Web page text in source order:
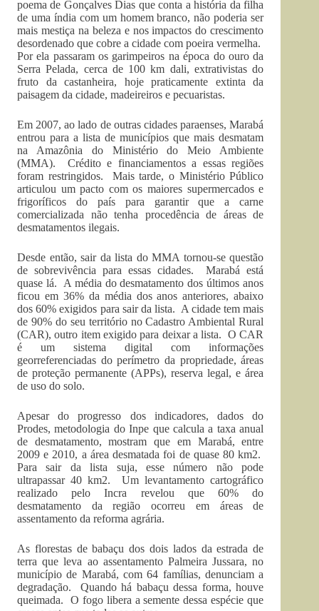
poema de Gonçalves Dias que conta a história da filha
de uma índia com um homem branco, não poderia ser
mais mestiça na beleza e nos impactos do crescimento
desordenado que cobre a cidade com poeira vermelha.
Por ela passaram os garimpeiros na época do ouro da
Serra Pelada, cerca de 100 km dali, extrativistas do
fruto da castanheira, hoje praticamente extinta da
paisagem da cidade, madeireiros e pecuaristas.
Em 2007, ao lado de outras cidades paraenses, Marabá
entrou para a lista de municípios que mais desmatam
na Amazônia do Ministério do Meio Ambiente
(MMA). Crédito e financiamentos a essas regiões
foram restringidos. Mais tarde, o Ministério Público
articulou um pacto com os maiores supermercados e
frigoríficos do país para garantir que a carne
comercializada não tenha procedência de áreas de
desmatamentos ilegais.
Desde então, sair da lista do MMA tornou-se questão
de sobrevivência para essas cidades. Marabá está
quase lá. A média do desmatamento dos últimos anos
ficou em 36% da média dos anos anteriores, abaixo
dos 60% exigidos para sair da lista. A cidade tem mais
de 90% do seu território no Cadastro Ambiental Rural
(CAR), outro item exigido para deixar a lista. O CAR
é um sistema digital com informações
georreferenciadas do perímetro da propriedade, áreas
de proteção permanente (APPs), reserva legal, e área
de uso do solo.
Apesar do progresso dos indicadores, dados do
Prodes, metodologia do Inpe que calcula a taxa anual
de desmatamento, mostram que em Marabá, entre
2009 e 2010, a área desmatada foi de quase 80 km2.
Para sair da lista suja, esse número não pode
ultrapassar 40 km2. Um levantamento cartográfico
realizado pelo Incra revelou que 60% do
desmatamento da região ocorreu em áreas de
assentamento da reforma agrária.
As florestas de babaçu dos dois lados da estrada de
terra que leva ao assentamento Palmeira Jussara, no
município de Marabá, com 64 famílias, denunciam a
degradação. Quando há babaçu dessa forma, houve
queimada. O fogo libera a semente dessa espécie que